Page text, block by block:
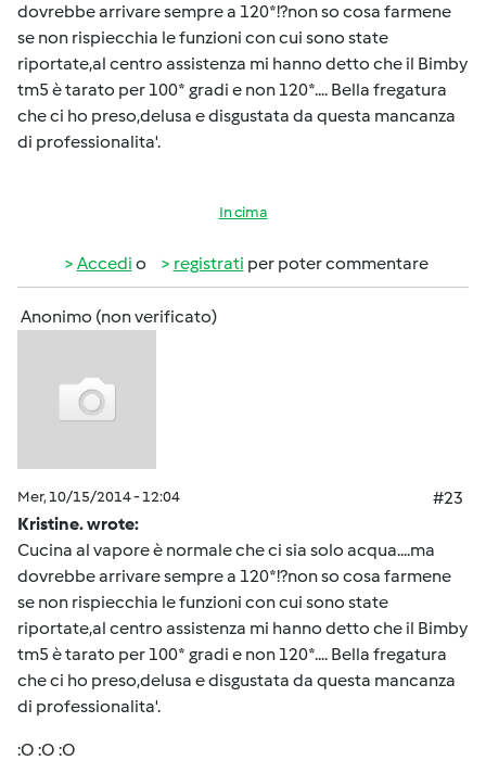
dovrebbe arrivare sempre a 120*!?non so cosa farmene
se non rispiecchia le funzioni con cui sono state
riportate,al centro assistenza mi hanno detto che il Bimby
tm5 è tarato per 100* gradi e non 120*.... Bella fregatura
che ci ho preso,delusa e disgustata da questa mancanza
di professionalita'.
In cima
Accedi o registrati per poter commentare
Anonimo (non verificato)
Mer, 10/15/2014 - 12:04
#23
Kristine. wrote:
Cucina al vapore è normale che ci sia solo acqua....ma
dovrebbe arrivare sempre a 120*!?non so cosa farmene
se non rispiecchia le funzioni con cui sono state
riportate,al centro assistenza mi hanno detto che il Bimby
tm5 è tarato per 100* gradi e non 120*.... Bella fregatura
che ci ho preso,delusa e disgustata da questa mancanza
di professionalita'.
:O :O :O